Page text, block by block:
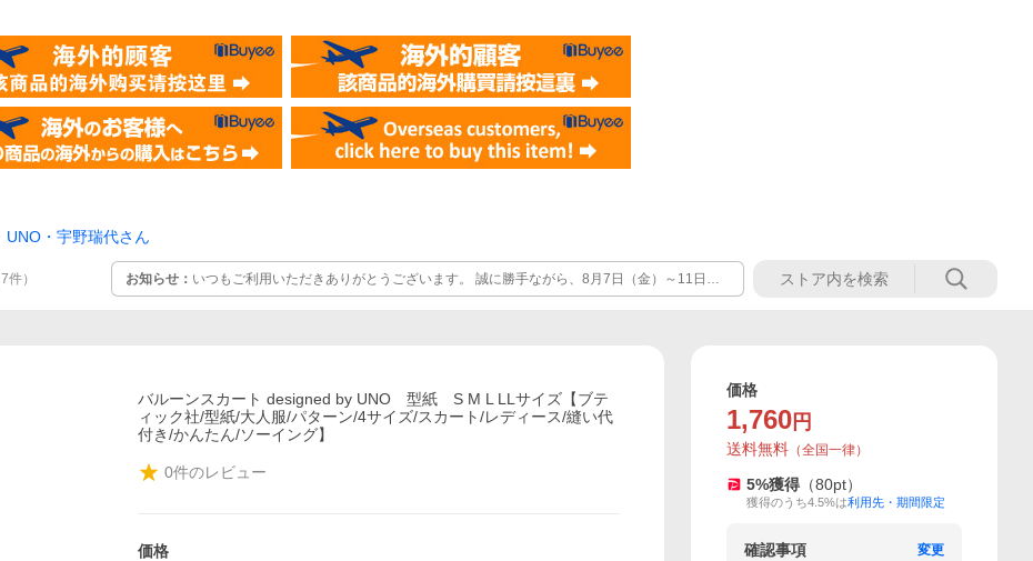
UNO・宇野瑞代さん
7件） お知らせ： いつもご利用いただきありがとうございます。 誠に勝手ながら、8月7日（金）～11日
（火）、14日（金）19日（水）25日（火）は夏季休業とさせていただきます。 ※土日祝日も休業日
バルーンスカート designed by UNO 型紙 S M L LLサイズ【ブテ
ィック社/型紙/大人服/パターン/4サイズ/スカート/レディース/縫い代
付き/かんたん/ソーイング】
0件のレビュー
価格
価格
1,760 円
送料無料 （全国一律）
5%獲得 （80pt）
獲得のうち4.5%は利用先・期間限定
確認事項
変更